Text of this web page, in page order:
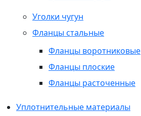
Уголки чугун
Фланцы стальные
Фланцы воротниковые
Фланцы плоские
Фланцы расточенные
Уплотнительные материалы